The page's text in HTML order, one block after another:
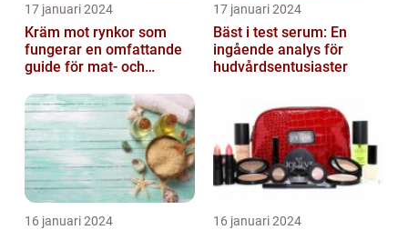
17 januari 2024
Kräm mot rynkor som
fungerar en omfattande
guide för mat- och
17 januari 2024
Bäst i test serum: En
ingående analys för
hudvårdsentusiaster
16 januari 2024 16 januari 2024